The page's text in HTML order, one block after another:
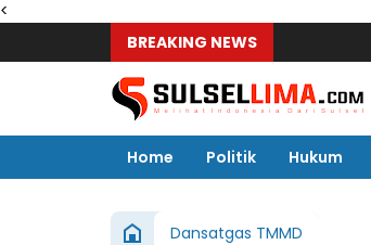
<
BREAKING NEWS
Home
Politik Hukum
Dansatgas TMMD